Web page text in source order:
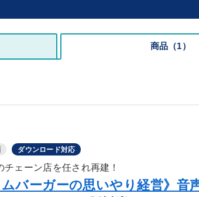
商品（1）
ダウンロード対応
チェーン店を任され再建！
ムバーガーの思いやり経営》音